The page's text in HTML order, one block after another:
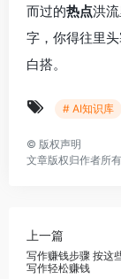
而过的热点洪
字，你得往里
白搭。
# AI知识库
© 版权声明
文章版权归作者所
上一篇
写作赚钱步骤 按这
写作轻松赚钱